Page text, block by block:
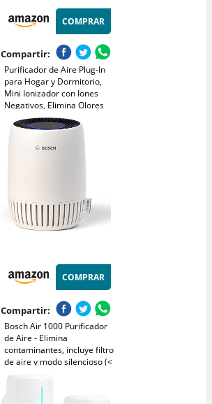
COMPRAR
Compartir:
Purificador de Aire Plug-In
para Hogar y Dormitorio,
Mini Ionizador con Iones
Negativos, Elimina Olores
Humo/Mascotas/Zapatos,
Silencioso y sin Filtros, para
Cocina/Oficina/Baño (3)
COMPRAR
Compartir:
Bosch Air 1000 Purificador
de Aire - Elimina
contaminantes, incluye filtro
de aire y modo silencioso (<
25 dB(A)) - para superficies
de hasta 23 m² - con modo
automático - CADR: 100